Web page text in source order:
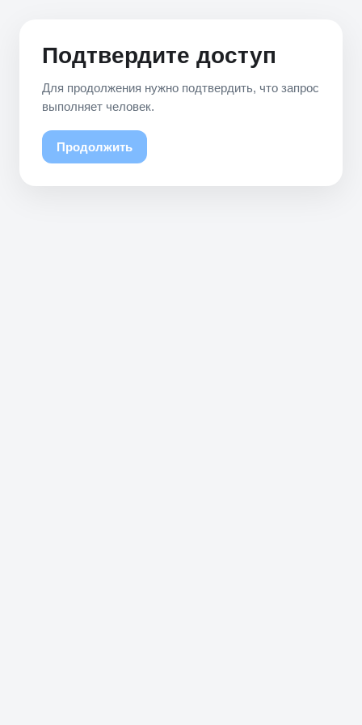
Подтвердите доступ
Для продолжения нужно подтвердить, что запрос
выполняет человек.
Продолжить